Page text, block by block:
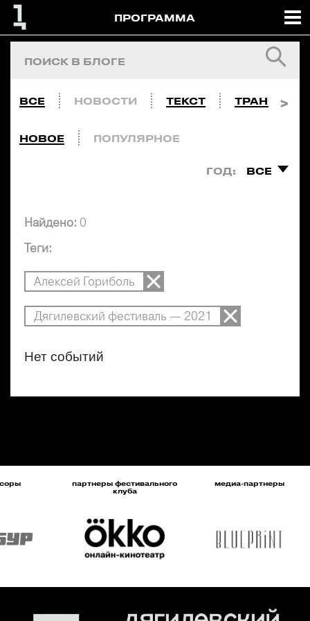
ПРОГРАММА
ВСЕ НОВОСТИ ТЕКСТ
НОВОЕ ПОПУЛЯРНОЕ
ГОД: ВСЕ
Найдено: 0
Теги:
Алексей Гориболь
Дягилевский фестиваль — 2021
Нет событий
партнеры фестивального
клуба
медиа-партнеры